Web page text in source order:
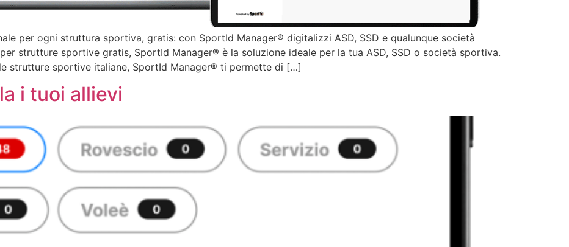
per ogni struttura sportiva, gratis: con SportId Manager® digitalizzi ASD, SSD e qualunque società
strutture sportive gratis, SportId Manager® è la soluzione ideale per la tua ASD, SSD o società sportiva.
strutture sportive italiane, SportId Manager® ti permette di […]
i tuoi allievi